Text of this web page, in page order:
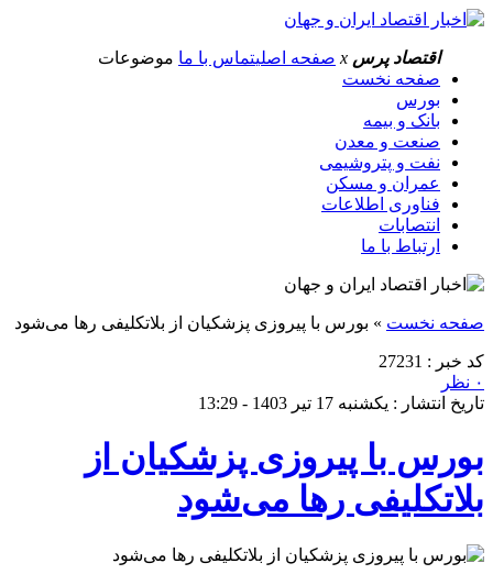
اقتصاد پرس x صفحه اصلیتماس با ما موضوعات
صفحه نخست
بورس
بانک و بیمه
صنعت و معدن
نفت و پتروشیمی
عمران و مسکن
فناوری اطلاعات
انتصابات
ارتباط با ما
صفحه نخست » بورس با پیروزی پزشکیان از بلاتکلیفی رها می‌شود
کد خبر : 27231
۰ نظر
تاریخ انتشار : یکشنبه 17 تیر 1403 - 13:29
بورس با پیروزی پزشکیان از
بلاتکلیفی رها می‌شود